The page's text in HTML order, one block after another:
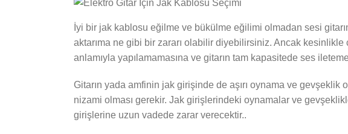
İyi bir jak kablosu eğilme ve bükülme eğilimi olmadan sesi
aktarıma ne gibi bir zararı olabilir diyebilirsiniz. Ancak
anlamıyla yapılamamasına ve gitarın tam kapasitede ses
Gitarın yada amfinin jak girişinde de aşırı oynama ve
nizami olması gerekir. Jak girişlerindeki oynamalar ve
girişlerine uzun vadede zarar verecektir..